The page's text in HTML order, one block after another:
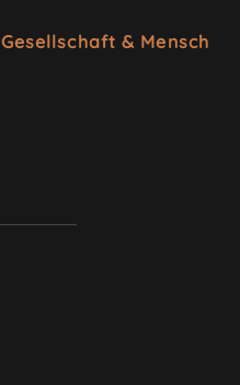
Gesellschaft & Mensch